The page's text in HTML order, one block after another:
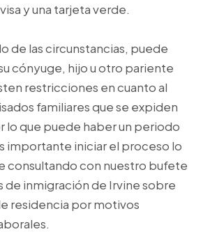
y una tarjeta verde.
de las circunstancias, puede
cónyuge, hijo u otro pariente
restricciones en cuanto al
familiares que se expiden
lo que puede haber un periodo
importante iniciar el proceso lo
consultando con nuestro bufete
de inmigración de Irvine sobre
residencia por motivos